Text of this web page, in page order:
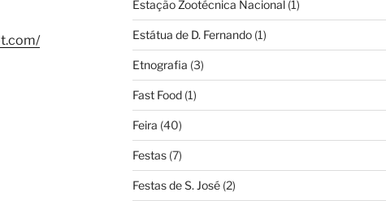
Estação Zootécnica Nacional(1)
Estátua de D. Fernando(1)
Etnografia (3)
Fast Food(1)
Feira (40)
Festas(7)
Festas de S. José(2)